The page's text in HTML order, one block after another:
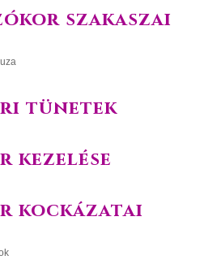
szakaszai
tünetek
kezelése
kockázatai